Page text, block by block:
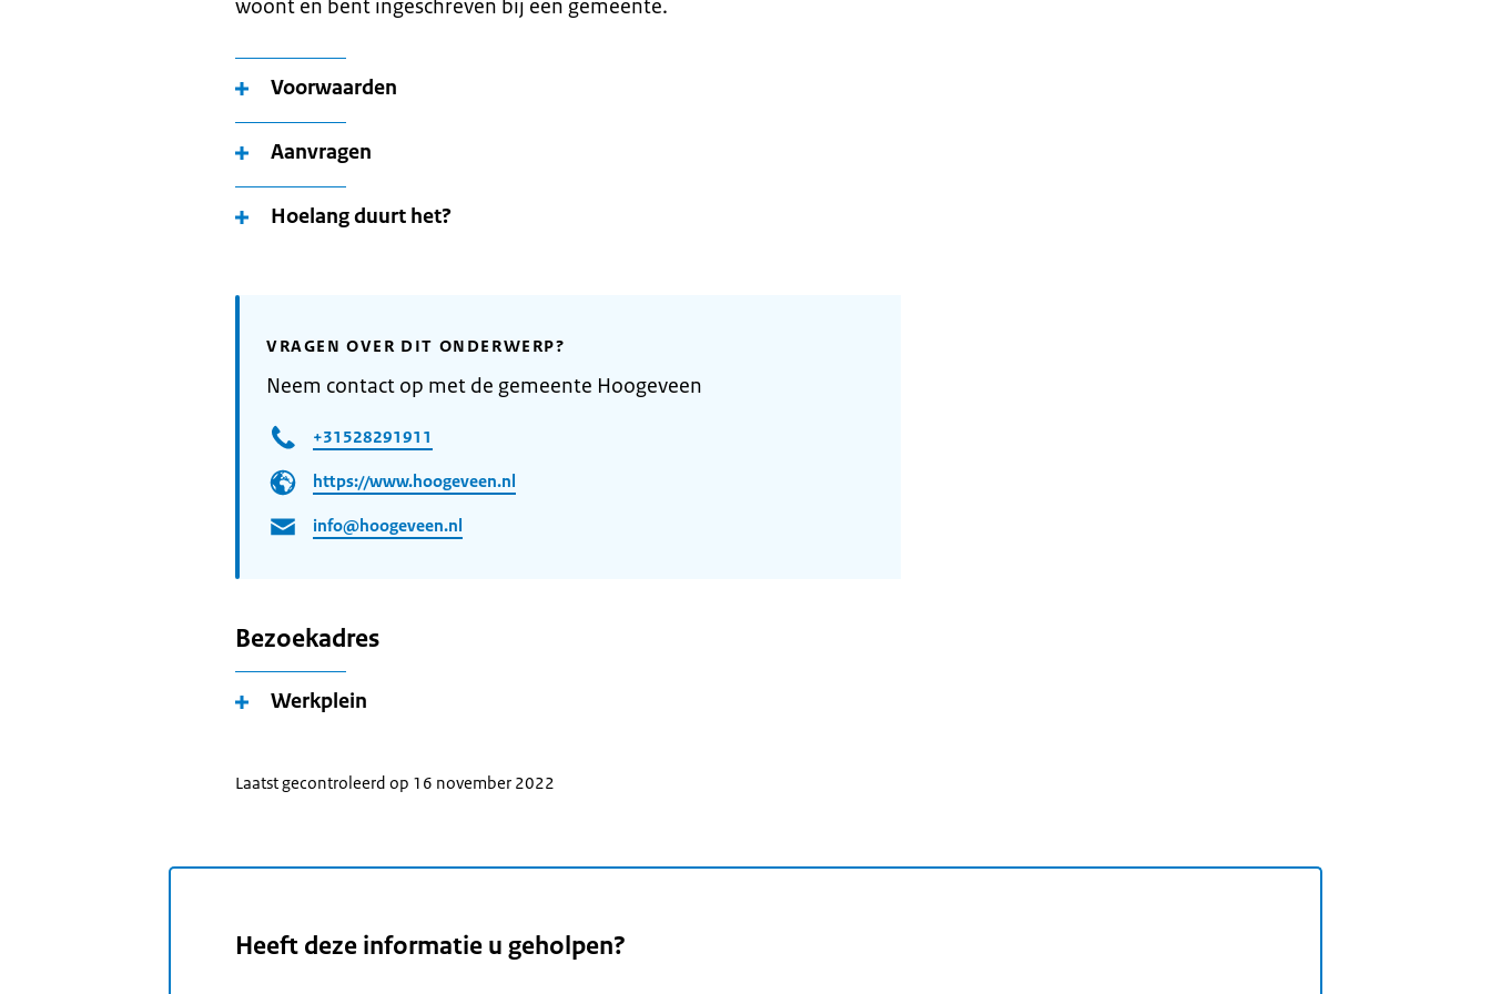
woont en bent ingeschreven bij een gemeente.
Voorwaarden
Aanvragen
Hoelang duurt het?
VRAGEN OVER DIT ONDERWERP?
Neem contact op met de gemeente Hoogeveen
+31528291911
https://www.hoogeveen.nl
info@hoogeveen.nl
Bezoekadres
Werkplein
Laatst gecontroleerd op 16 november 2022
Heeft deze informatie u geholpen?